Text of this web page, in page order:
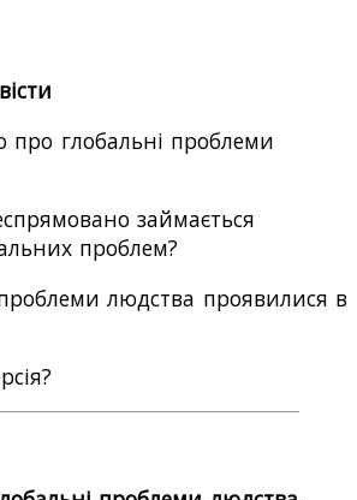
глобальні проблеми
займається
проблем?
проблеми людства проявилися в